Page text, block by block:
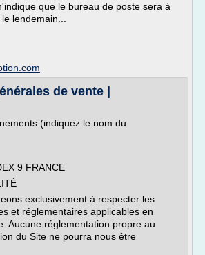
que le bureau de poste sera à
lendemain...
de vente |
(indiquez le nom du
9 FRANCE
exclusivement à respecter les
et réglementaires applicables en
Aucune réglementation propre au
du Site ne pourra nous être